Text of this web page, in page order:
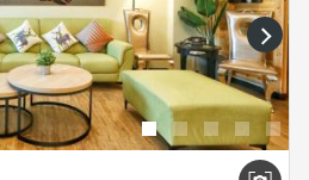
next